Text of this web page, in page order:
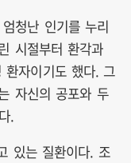
청난 인기를 누리
시절부터 환각과
환자이기도 했다. 그
자신의 공포와 두
.
있는 질환이다. 조